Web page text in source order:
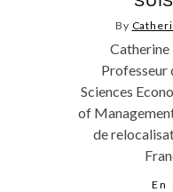
By
Catherine
Professeur
Sciences
of
de
En